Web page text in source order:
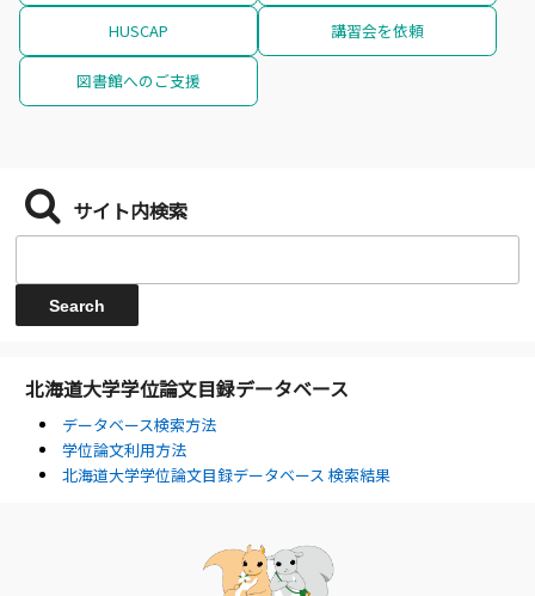
HUSCAP 講習会を依頼
図書館へのご支援
サイト内検索
北海道大学学位論文目録データベース
データベース検索方法
学位論文利用方法
北海道大学学位論文目録データベース 検索結果